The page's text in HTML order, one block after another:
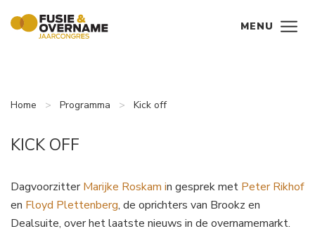
MENU
Home Programma Kick off
KICK OFF
DagvoorzitterMarijke Roskam in gesprek met Peter Rikhof
en Floyd Plettenberg, de oprichters van Brookz en
Dealsuite, over het laatste nieuws in de overnamemarkt.